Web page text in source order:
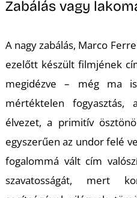
Zabálás vagy
A nagy zabálás, Marco
ezelőtt készült filmjének
megidézve – még ma
mértéktelen fogyasztás,
élvezet, a primitív
egyszerűen az undor felé
fogalommá vált cím
szavatosságát, mert